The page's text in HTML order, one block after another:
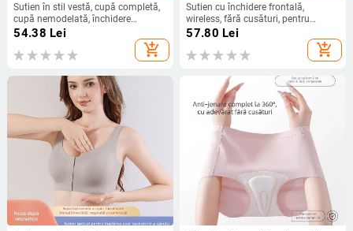
Sutien în stil vestă, cupă completă,
cupă nemodelată, închidere
frontală, bretele duble fixe
54.38 Lei
add_shopping_cart
Sutien cu închidere frontală,
wireless, fără cusături, pentru
mărimi mari, ușor și răcoros pentru
57.80 Lei
add_shopping_cart